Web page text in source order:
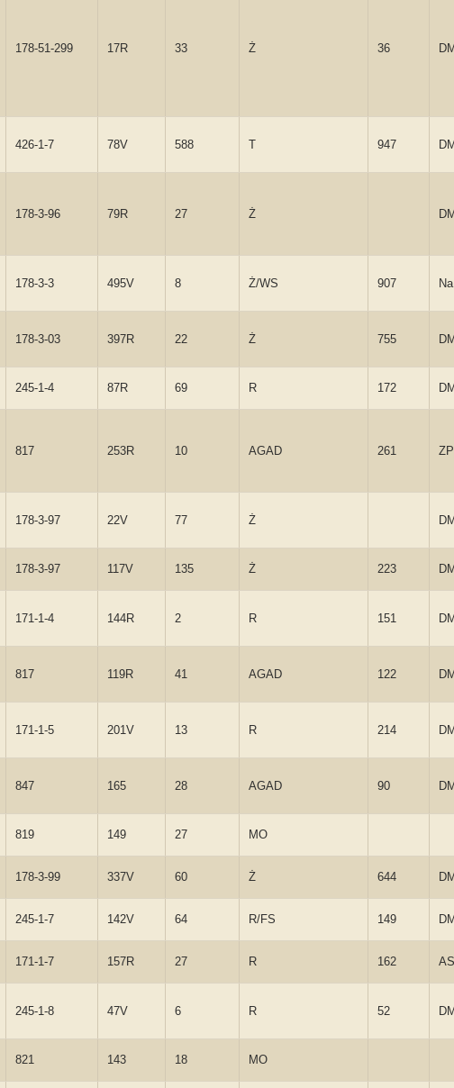
178-51-299 17R 33 Ż 36
426-1-7 78V 588 T 947
178-3-96 79R 27 Ż
178-3-3 495V 8 Ż/WS 907 Na
178-3-03 397R 22 Ż 755
245-1-4 87R 69 R 172
817 253R 10 AGAD 261 ZP
178-3-97 22V 77 Ż
178-3-97 117V 135 Ż 223
171-1-4 144R 2 R 151
817 119R 41 AGAD 122
171-1-5 201V 13 R 214
847 165 28 AGAD 90
819 149 27 MO
178-3-99 337V 60 Ż 644
245-1-7 142V 64 R/FS 149
171-1-7 157R 27 R 162 AS
245-1-8 47V 6 R 52
821 143 18 MO